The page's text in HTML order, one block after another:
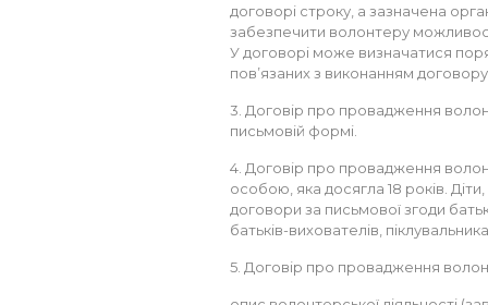
договорі строку, а зазначена
забезпечити волонтеру
У договорі може визначатися
пов’язаних з виконанням
3. Договір про провадження
письмовій формі.
4. Договір про провадження
особою, яка досягла 18 років.
договори за письмової згоди
батьків-вихователів,
5. Договір про провадження